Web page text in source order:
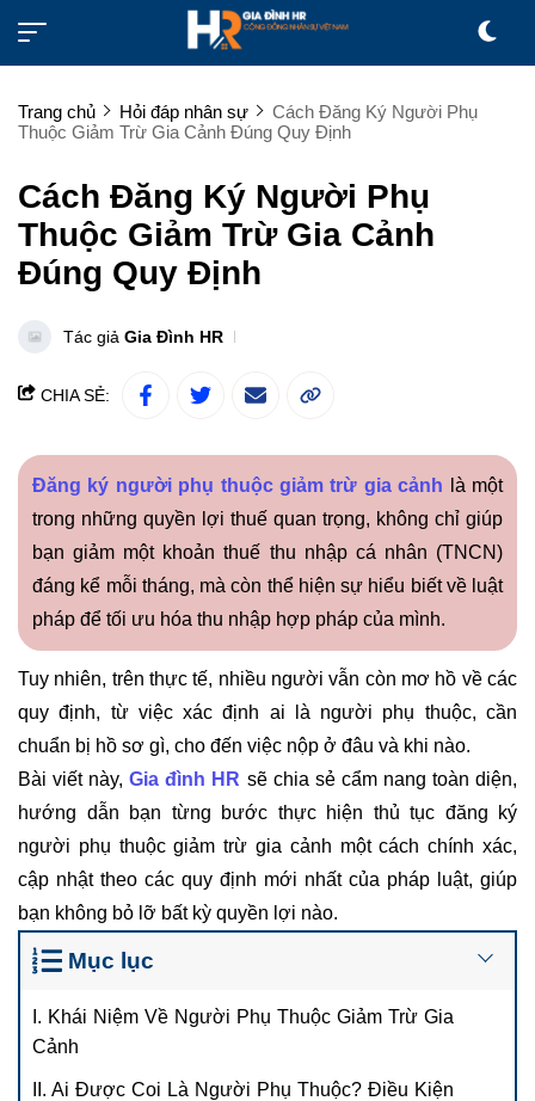
Trang chủ Hỏi đáp nhân sự
Cách Đăng Ký Người Phụ
Thuộc Giảm Trừ Gia Cảnh Đúng Quy Định
Cách Đăng Ký Người Phụ
Thuộc Giảm Trừ Gia Cảnh
Đúng Quy Định
Tác giả Gia Đình HR
CHIA SẺ:
Đăng ký người phụ thuộc giảm trừ gia cảnh là một
trong những quyền lợi thuế quan trọng, không chỉ giúp
bạn giảm một khoản thuế thu nhập cá nhân (TNCN)
đáng kể mỗi tháng, mà còn thể hiện sự hiểu biết về luật
pháp để tối ưu hóa thu nhập hợp pháp của mình.
Tuy nhiên, trên thực tế, nhiều người vẫn còn mơ hồ về các
quy định, từ việc xác định ai là người phụ thuộc, cần
chuẩn bị hồ sơ gì, cho đến việc nộp ở đâu và khi nào.
Bài viết này,Gia đình HR sẽ chia sẻ cẩm nang toàn diện,
hướng dẫn bạn từng bước thực hiện thủ tục đăng ký
người phụ thuộc giảm trừ gia cảnh một cách chính xác,
cập nhật theo các quy định mới nhất của pháp luật, giúp
bạn không bỏ lỡ bất kỳ quyền lợi nào.
Mục lục
I. Khái Niệm Về Người Phụ Thuộc Giảm Trừ Gia
Cảnh
II. Ai Được Coi Là Người Phụ Thuộc? Điều Kiện